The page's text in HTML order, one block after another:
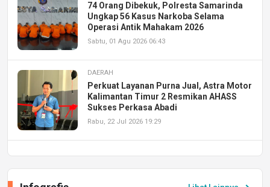
74 Orang Dibekuk, Polresta Samarinda
Ungkap 56 Kasus Narkoba Selama
Operasi Antik Mahakam 2026
Sabtu, 01 Agu 2026 06:43
DAERAH
Perkuat Layanan Purna Jual, Astra Motor
Kalimantan Timur 2 Resmikan AHASS
Sukses Perkasa Abadi
Rabu, 22 Jul 2026 19:29